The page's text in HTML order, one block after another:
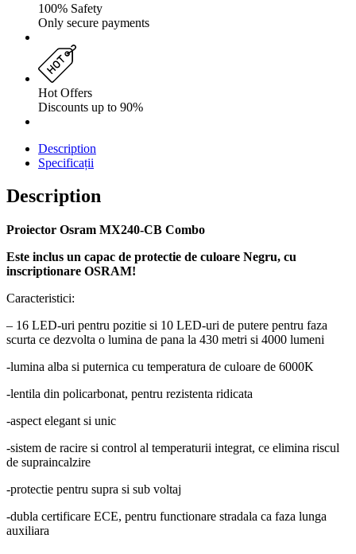
100% Safety
Only secure payments
Hot Offers
Discounts up to 90%
Description
Specificații
Description
Proiector Osram MX240-CB Combo
Este inclus un capac de protectie de culoare Negru, cu
inscriptionare OSRAM!
Caracteristici:
– 16 LED-uri pentru pozitie si 10 LED-uri de putere pentru faza
scurta ce dezvolta o lumina de pana la 430 metri si 4000 lumeni
-lumina alba si puternica cu temperatura de culoare de 6000K
-lentila din policarbonat, pentru rezistenta ridicata
-aspect elegant si unic
-sistem de racire si control al temperaturii integrat, ce elimina riscul
de supraincalzire
-protectie pentru supra si sub voltaj
-dubla certificare ECE, pentru functionare stradala ca faza lunga
auxiliara